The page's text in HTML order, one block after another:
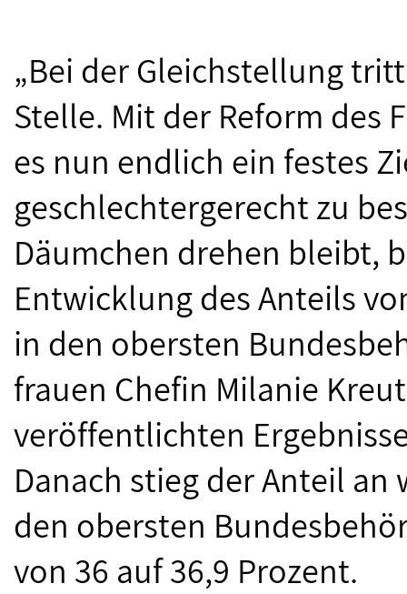
„Bei der Gleichstellung
Stelle. Mit der Reform des
es nun endlich ein festes
geschlechtergerecht zu
Däumchen drehen bleibt,
Entwicklung des Anteils
in den obersten
frauen Chefin Milanie
veröffentlichten
Danach stieg der Anteil
den obersten
von 36 auf 36,9 Prozent.